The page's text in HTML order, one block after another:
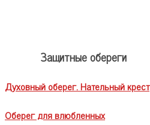
Защитные обереги
Духовный оберег. Нательный крест
Оберег для влюбленных